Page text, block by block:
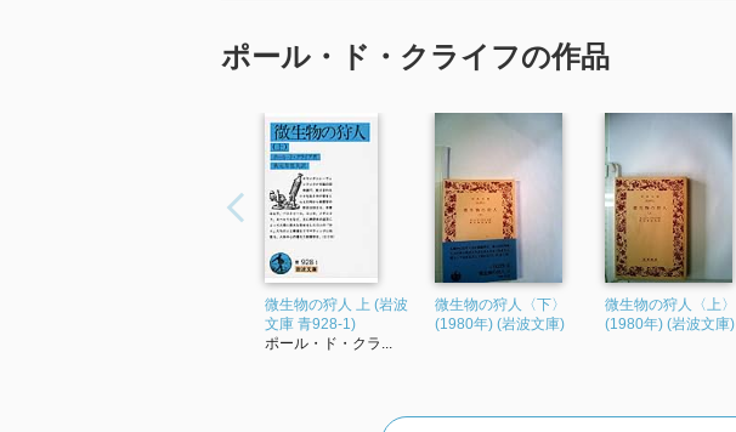
ポール・ド・クライフの作品
微生物の狩人 上 (岩波
文庫 青928-1)
ポール・ド・クラ...
微生物の狩人〈下〉
(1980年) (岩波文庫)
微生物の狩人〈上〉
(1980年) (岩波文庫)